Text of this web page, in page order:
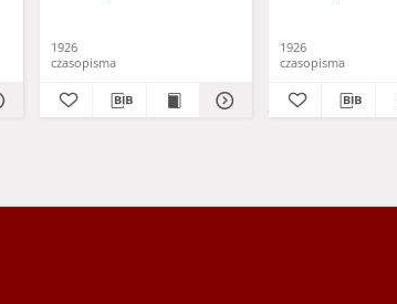
1926
czasopisma
1926
czasopisma